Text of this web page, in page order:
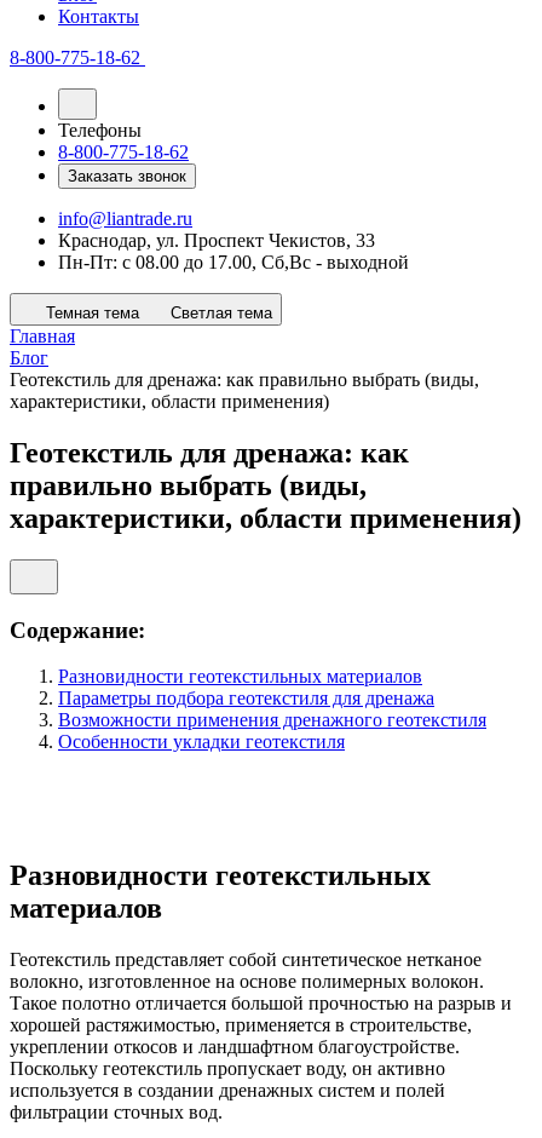
Контакты
8-800-775-18-62
Телефоны
8-800-775-18-62
Заказать звонок
info@liantrade.ru
Краснодар, ул. Проспект Чекистов, 33
Пн-Пт: c 08.00 до 17.00, Cб,Вс - выходной
Темная тема Светлая тема
Главная
Блог
Геотекстиль для дренажа: как правильно выбрать (виды,
характеристики, области применения)
Геотекстиль для дренажа: как
правильно выбрать (виды,
характеристики, области применения)
Содержание:
Разновидности геотекстильных материалов
Параметры подбора геотекстиля для дренажа
Возможности применения дренажного геотекстиля
Особенности укладки геотекстиля
Разновидности геотекстильных
материалов
Геотекстиль представляет собой синтетическое нетканое
волокно, изготовленное на основе полимерных волокон.
Такое полотно отличается большой прочностью на разрыв и
хорошей растяжимостью, применяется в строительстве,
укреплении откосов и ландшафтном благоустройстве.
Поскольку геотекстиль пропускает воду, он активно
используется в создании дренажных систем и полей
фильтрации сточных вод.